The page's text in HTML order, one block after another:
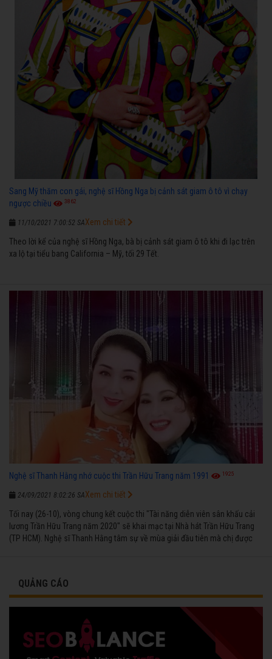
Sang Mỹ thăm con gái, nghệ sĩ Hồng Nga bị cảnh sát giam ô tô vì chạy
ngược chiều
3862
11/10/2021 7:00:52 SA
Theo lời kể của nghệ sĩ Hồng Nga, bà bị cảnh sát giam ô tô khi đi lạc trên
xa lộ tại tiểu bang California – Mỹ, tối 29 Tết.
Xem chi tiết
Nghệ sĩ Thanh Hằng nhớ cuộc thi Trần Hữu Trang năm 1991 1925
24/09/2021 8:02:26 SA
Tối nay (26-10), vòng chung kết cuộc thi "Tài năng diễn viên sân khấu cải
lương Trần Hữu Trang năm 2020" sẽ khai mạc tại Nhà hát Trần Hữu Trang
(TP HCM). Nghệ sĩ Thanh Hằng tâm sự về mùa giải đầu tiên mà chị được
Xem chi tiết
QUẢNG CÁO